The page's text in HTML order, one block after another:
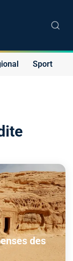
Sport
des